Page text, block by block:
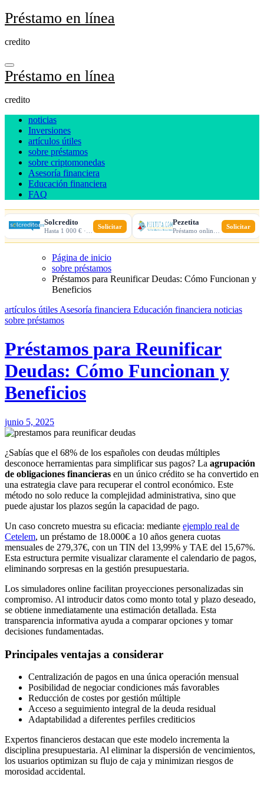
Ir
al
Préstamo en línea
credito
Préstamo en línea
credito
noticias
Inversiones
artículos útiles
sobre préstamos
sobre criptomonedas
Asesoría financiera
Educación financiera
FAQ
Solcredito Solicitar Pezetita Solicitar
Página de inicio
sobre préstamos
Préstamos para Reunificar Deudas: Cómo Funcionan y
Beneficios
artículos útiles Asesoría financiera Educación financiera noticias
sobre préstamos
Préstamos para Reunificar
Deudas: Cómo Funcionan y
Beneficios
junio 5, 2025
¿Sabías que el 68% de los españoles con deudas múltiples
desconoce herramientas para simplificar sus pagos? La agrupación
de obligaciones financieras en un único crédito se ha convertido en
una estrategia clave para recuperar el control económico. Este
método no solo reduce la complejidad administrativa, sino que
puede ajustar los plazos según la capacidad de pago.
Un caso concreto muestra su eficacia: mediante ejemplo real de
Cetelem, un préstamo de 18.000€ a 10 años genera cuotas
mensuales de 279,37€, con un TIN del 13,99% y TAE del 15,67%.
Esta estructura permite visualizar claramente el calendario de pagos,
eliminando sorpresas en la gestión presupuestaria.
Los simuladores online facilitan proyecciones personalizadas sin
compromiso. Al introducir datos como monto total y plazo deseado,
se obtiene inmediatamente una estimación detallada. Esta
transparencia informativa ayuda a comparar opciones y tomar
decisiones fundamentadas.
Principales ventajas a considerar
Centralización de pagos en una única operación mensual
Posibilidad de negociar condiciones más favorables
Reducción de costes por gestión múltiple
Acceso a seguimiento integral de la deuda residual
Adaptabilidad a diferentes perfiles crediticios
Expertos financieros destacan que este modelo incrementa la
disciplina presupuestaria. Al eliminar la dispersión de vencimientos,
los usuarios optimizan su flujo de caja y minimizan riesgos de
morosidad accidental.